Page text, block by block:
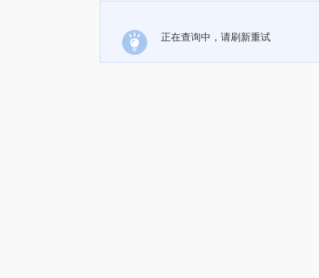
正在查询中，请刷新重试